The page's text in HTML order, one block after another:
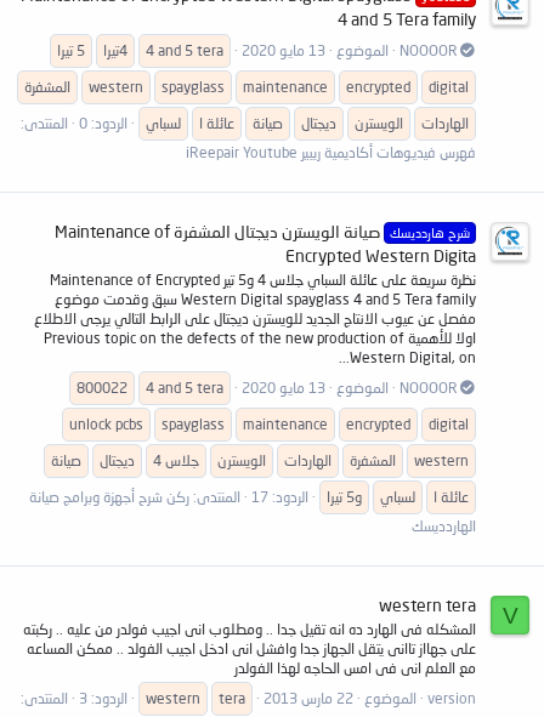
4 and 5 Tera family
NOOOOR الموضوع 13 مايو 2020 4 and 5 tera 4تيرا
5 تيرا
digital
encrypted
maintenance
spayglass
western
المشفرة
الهاردات
الويسترن ديجتال صيانة عائلة ا لسباي الردود: 0
المنتدى:
فهرس فيديوهات أكاديمية ريبير iReepair Youtube
شرح هاردديسك
صيانة الويسترن ديجتال المشفرة Maintenance of
Encrypted Western Digita
نظرة سريعة على عائلة السباي جلاس 4 و5 تير Maintenance of Encrypted
Western Digital spayglass 4 and 5 Tera family سبق وقدمت موضوع
مفصل عن عيوب الانتاج الجديد للويسترن ديجتال على الرابط التالي يرجى الاطلاع
اولا للأهمية Previous topic on the defects of the new production of
Western Digital, on...
NOOOOR
الموضوع 13 مايو 2020 4 and 5 tera
800022
digital
encrypted
maintenance
spayglass
unlock pcbs
western
المشفرة الهاردات الويسترن جلاس 4 ديجتال
صيانة
عائلة ا
لسباي و5 تيرا الردود: 17 المنتدى: ركن شرح أجهزة وبرامج صيانة
الهاردديسك
V
western tera
المشكله فى الهارد ده انه تقيل جدا .. ومطلوب انى اجيب فولدر من عليه .. ركبته
على جهااز تاانى يتقل الجهاز جدا وافشل انى ادخل اجيب الفولد .. ممكن المساعه
مع العلم انى فى امس الحاجه لهذا الفولدر
version
الموضوع 22 مارس 2013 tera
western الردود: 3 المنتدى: